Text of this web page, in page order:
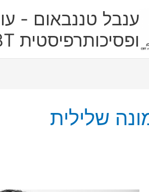
ענבל טננבאום -
ופסיכותרפיסטית CBT
שלילית